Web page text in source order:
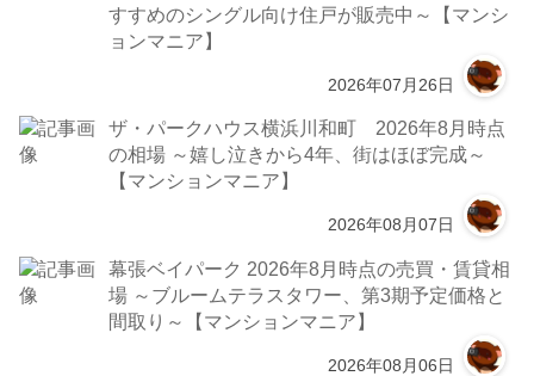
すすめのシングル向け住戸が販売中～【マンシ
ョンマニア】
2026年07月26日
ザ・パークハウス横浜川和町 2026年8月時点
の相場 ～嬉し泣きから4年、街はほぼ完成～
【マンションマニア】
2026年08月07日
幕張ベイパーク 2026年8月時点の売買・賃貸相
場 ～ブルームテラスタワー、第3期予定価格と
間取り～【マンションマニア】
2026年08月06日